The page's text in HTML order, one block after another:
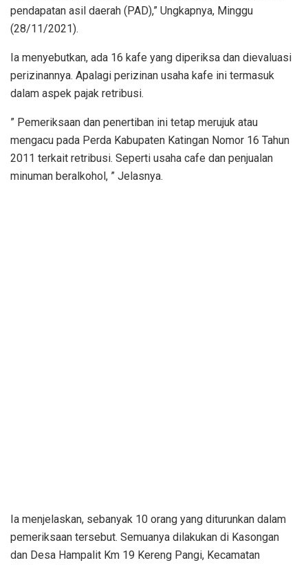
pendapatan asil daerah (PAD),” Ungkapnya, Minggu
(28/11/2021).
Ia menyebutkan, ada 16 kafe yang diperiksa dan dievaluasi
perizinannya. Apalagi perizinan usaha kafe ini termasuk
dalam aspek pajak retribusi.
” Pemeriksaan dan penertiban ini tetap merujuk atau
mengacu pada Perda Kabupaten Katingan Nomor 16 Tahun
2011 terkait retribusi. Seperti usaha cafe dan penjualan
minuman beralkohol, ” Jelasnya.
Ia menjelaskan, sebanyak 10 orang yang diturunkan dalam
pemeriksaan tersebut. Semuanya dilakukan di Kasongan
dan Desa Hampalit Km 19 Kereng Pangi, Kecamatan